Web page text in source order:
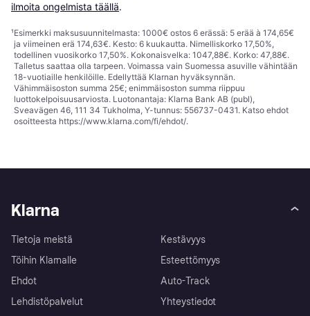
ilmoita ongelmista täällä.
¹Esimerkki maksusuunnitelmasta: 1000€ ostos 6 erässä: 5 erää à 174,65€
ja viimeinen erä 174,63€. Kesto: 6 kuukautta. Nimelliskorko 17,50%,
todellinen vuosikorko 17,50%. Kokonaisvelka: 1047,88€. Korko: 47,88€.
Talletus saattaa olla tarpeen. Voimassa vain Suomessa asuville vähintään
18-vuotiaille henkilöille. Edellyttää Klarnan hyväksynnän.
Vähimmäisoston summa 25€; enimmäisoston summa riippuu
luottokelpoisuusarviosta. Luotonantaja: Klarna Bank AB (publ),
Sveavägen 46, 111 34 Tukholma, Y-tunnus: 556737-0431. Katso ehdot
osoitteesta https://www.klarna.com/fi/ehdot/.
Klarna
Tietoja meistä
Töihin Klarnalle
Ehdot
Lehdistöpalvelut
Kestävyys
Esteettömyys
Auto-Track
Yhteystiedot